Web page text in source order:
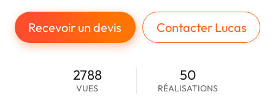
Recevoir un devis Contacter Lucas
2788
VUES
50
RÉALISATIONS